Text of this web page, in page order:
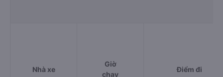
Nhà xe
Giờ
chạy
Điểm đi